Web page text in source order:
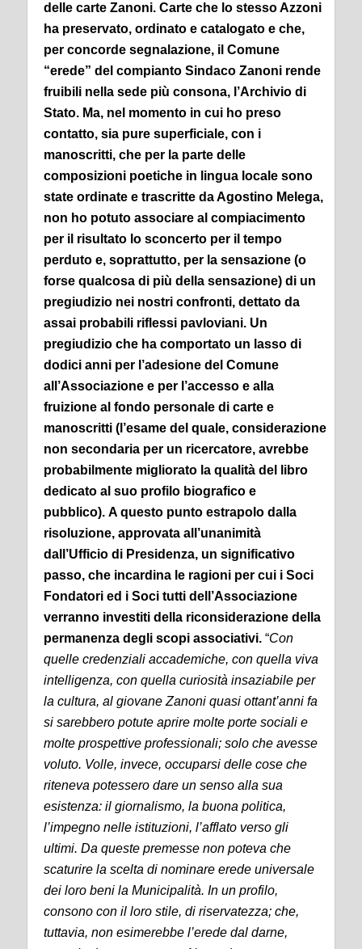
delle carte Zanoni. Carte che lo stesso Azzoni
ha preservato, ordinato e catalogato e che,
per concorde segnalazione, il Comune
“erede” del compianto Sindaco Zanoni rende
fruibili nella sede più consona, l’Archivio di
Stato. Ma, nel momento in cui ho preso
contatto, sia pure superficiale, con i
manoscritti, che per la parte delle
composizioni poetiche in lingua locale sono
state ordinate e trascritte da Agostino Melega,
non ho potuto associare al compiacimento
per il risultato lo sconcerto per il tempo
perduto e, soprattutto, per la sensazione (o
forse qualcosa di più della sensazione) di un
pregiudizio nei nostri confronti, dettato da
assai probabili riflessi pavloviani. Un
pregiudizio che ha comportato un lasso di
dodici anni per l’adesione del Comune
all’Associazione e per l’accesso e alla
fruizione al fondo personale di carte e
manoscritti (l’esame del quale, considerazione
non secondaria per un ricercatore, avrebbe
probabilmente migliorato la qualità del libro
dedicato al suo profilo biografico e
pubblico). A questo punto estrapolo dalla
risoluzione, approvata all’unanimità
dall’Ufficio di Presidenza, un significativo
passo, che incardina le ragioni per cui i Soci
Fondatori ed i Soci tutti dell’Associazione
verranno investiti della riconsiderazione della
permanenza degli scopi associativi. “Con
quelle credenziali accademiche, con quella viva
intelligenza, con quella curiosità insaziabile per
la cultura, al giovane Zanoni quasi ottant’anni fa
si sarebbero potute aprire molte porte sociali e
molte prospettive professionali; solo che avesse
voluto. Volle, invece, occuparsi delle cose che
riteneva potessero dare un senso alla sua
esistenza: il giornalismo, la buona politica,
l’impegno nelle istituzioni, l’afflato verso gli
ultimi. Da queste premesse non poteva che
scaturire la scelta di nominare erede universale
dei loro beni la Municipalità. In un profilo,
consono con il loro stile, di riservatezza; che,
tuttavia, non esimerebbe l’erede dal darne,